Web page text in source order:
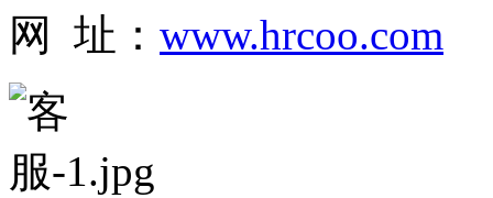
网 址： www.hrcoo.com